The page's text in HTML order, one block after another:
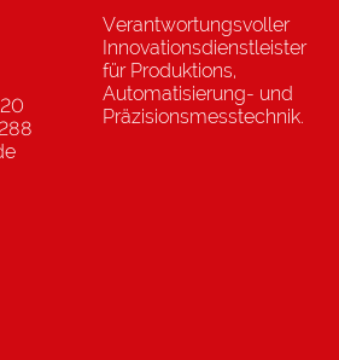
Verantwortungsvoller
Innovationsdienstleister
für Produktions,
Automatisierung- und
Präzisionsmesstechnik.